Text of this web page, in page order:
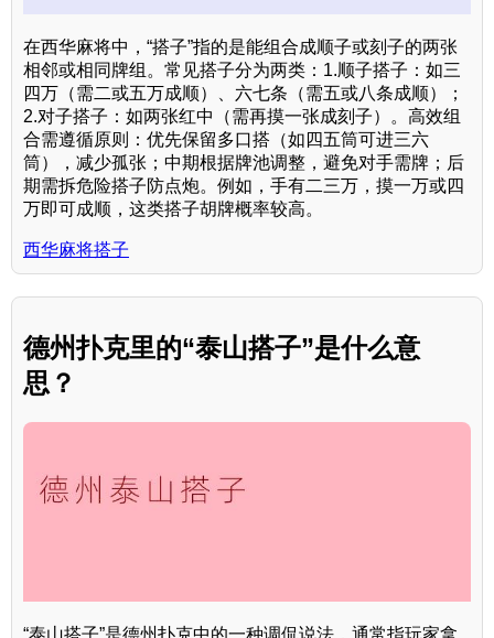
在西华麻将中，“搭子”指的是能组合成顺子或刻子的两张
相邻或相同牌组。常见搭子分为两类：1.顺子搭子：如三
四万（需二或五万成顺）、六七条（需五或八条成顺）；
2.对子搭子：如两张红中（需再摸一张成刻子）。高效组
合需遵循原则：优先保留多口搭（如四五筒可进三六
筒），减少孤张；中期根据牌池调整，避免对手需牌；后
期需拆危险搭子防点炮。例如，手有二三万，摸一万或四
万即可成顺，这类搭子胡牌概率较高。
西华麻将搭子
德州扑克里的“泰山搭子”是什么意
思？
“泰山搭子”是德州扑克中的一种调侃说法，通常指玩家拿